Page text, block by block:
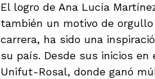
El logro de Ana Lucía
también un motivo de
carrera, ha sido una
su país. Desde sus inicios en
Unifut-Rosal, donde ganó